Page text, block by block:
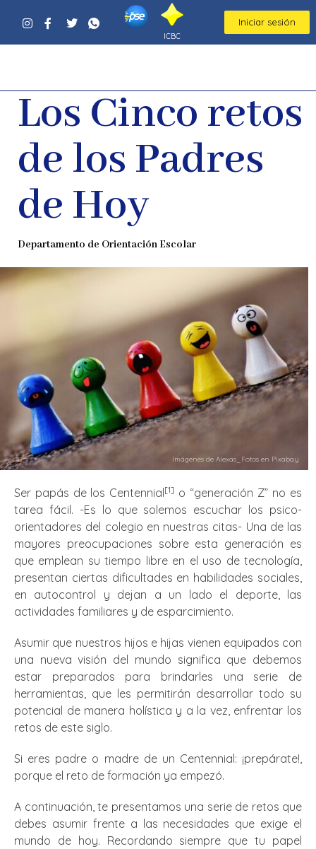
ICBC
Iniciar sesión
Los Cinco retos
de los Padres
de Hoy
Departamento de Orientación Escolar
Imágenes de Alexas_Fotos en Pixabay
Ser papás de los Centennial[1] o “generación Z” no es
tarea fácil. -Es lo que solemos escuchar los psico-
orientadores del colegio en nuestras citas- Una de las
mayores preocupaciones sobre esta generación es
que emplean su tiempo libre en el uso de tecnología,
presentan ciertas dificultades en habilidades sociales,
en autocontrol y dejan a un lado el deporte, las
actividades familiares y de esparcimiento.
Asumir que nuestros hijos e hijas vienen equipados con
una nueva visión del mundo significa que debemos
estar preparados para brindarles una serie de
herramientas, que les permitirán desarrollar todo su
potencial de manera holística y a la vez, enfrentar los
retos de este siglo.
Si eres padre o madre de un Centennial: ¡prepárate!,
porque el reto de formación ya empezó.
A continuación, te presentamos una serie de retos que
debes asumir frente a las necesidades que exige el
mundo de hoy. Recordando siempre que tu papel